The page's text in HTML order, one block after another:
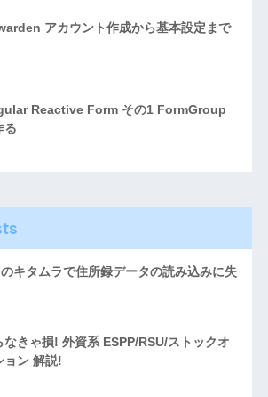
アカウント作成から基本設定まで
Reactive Form その1 FormGroup
る
キタムラで住所録データの読み込みに失
なきゃ損! 外資系 ESPP/RSU/ストックオ
ョン 解説!